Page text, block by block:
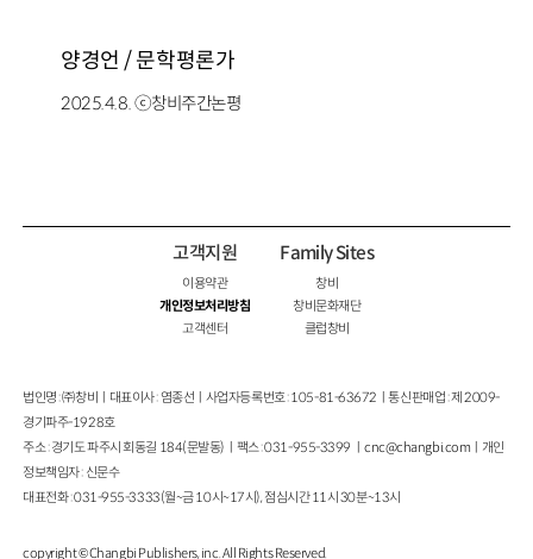
양경언 / 문학평론가
2025.4.8. ⓒ창비주간논평
고객지원
이용약관
개인정보처리방침
고객센터
Family Sites
창비
창비문화재단
클럽창비
법인명 : ㈜창비ㅣ대표이사 : 염종선ㅣ사업자등록번호 : 105-81-63672ㅣ통신판매업 : 제 2009-
경기파주-1928호
주소 : 경기도 파주시 회동길 184(문발동)ㅣ팩스 : 031-955-3399 ㅣcnc@changbi.com ㅣ개인
정보책임자 : 신문수
대표전화 : 031-955-3333(월~금 10시~17시), 점심시간 11시 30분~13시
copyright © Changbi Publishers, inc. All Rights Reserved.